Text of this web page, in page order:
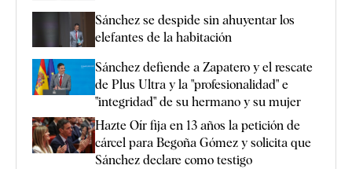
Sánchez se despide sin ahuyentar los
elefantes de la habitación
Sánchez defiende a Zapatero y el rescate
de Plus Ultra y la "profesionalidad" e
"integridad" de su hermano y su mujer
Hazte Oír fija en 13 años la petición de
cárcel para Begoña Gómez y solicita que
Sánchez declare como testigo